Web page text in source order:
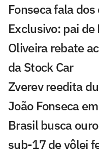
Fonseca fala
Exclusivo: pai
Oliveira rebate
da Stock Car
Zverev reedita
João Fonseca
Brasil busca
sub-17 de vôlei